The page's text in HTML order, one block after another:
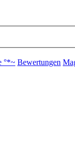
°*~ Bewertungen